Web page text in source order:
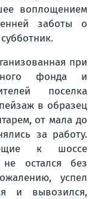
воплощением
заботы о
при
фонда и
поселка
в образец
от мала до
за работу.
к шоссе
остался без
успел
и вывозился,